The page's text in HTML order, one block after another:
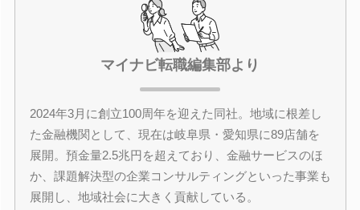
マイナビ転職編集部より
2024年3月に創立100周年を迎えた同社。地域に根差し
た金融機関として、現在は岐阜県・愛知県に89店舗を
展開。預金量2.5兆円を超えており、金融サービスのほ
か、課題解決型の企業コンサルティングといった事業も
展開し、地域社会に大きく貢献している。